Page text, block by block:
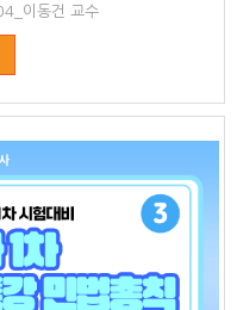
이동건 교수